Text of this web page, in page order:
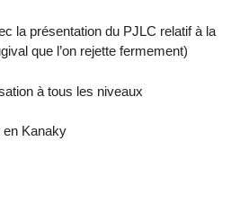
la présentation du PJLC relatif à la
que l’on rejette fermement)
à tous les niveaux
Kanaky